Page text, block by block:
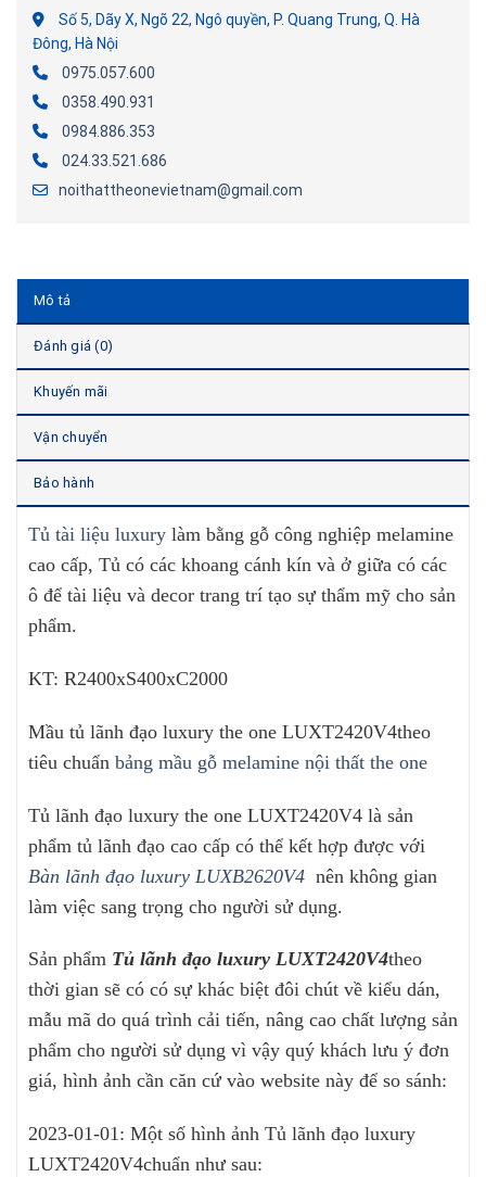
Số 5, Dãy X, Ngõ 22, Ngô quyền, P. Quang Trung, Q. Hà
Đông, Hà Nội
0975.057.600
0358.490.931
0984.886.353
024.33.521.686
noithattheonevietnam@gmail.com
Mô tả
Đánh giá (0)
Khuyến mãi
Vận chuyển
Bảo hành
Tủ tài liệu luxury làm bằng gỗ công nghiệp melamine
cao cấp, Tủ có các khoang cánh kín và ở giữa có các
ô để tài liệu và decor trang trí tạo sự thẩm mỹ cho sản
phẩm.
KT: R2400xS400xC2000
Mầu tủ lãnh đạo luxury the one LUXT2420V4theo
tiêu chuẩn bảng mầu gỗ melamine nội thất the one
Tủ lãnh đạo luxury the one LUXT2420V4 là sản
phẩm tủ lãnh đạo cao cấp có thể kết hợp được với
Bàn lãnh đạo luxury LUXB2620V4 nên không gian
làm việc sang trọng cho người sử dụng.
Sản phẩm Tủ lãnh đạo luxury LUXT2420V4theo
thời gian sẽ có có sự khác biệt đôi chút về kiểu dán,
mẫu mã do quá trình cải tiến, nâng cao chất lượng sản
phẩm cho người sử dụng vì vậy quý khách lưu ý đơn
giá, hình ảnh cần căn cứ vào website này để so sánh:
2023-01-01: Một số hình ảnh Tủ lãnh đạo luxury
LUXT2420V4chuẩn như sau: